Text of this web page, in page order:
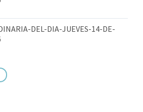
DEL-DIA-JUEVES-14-DE-